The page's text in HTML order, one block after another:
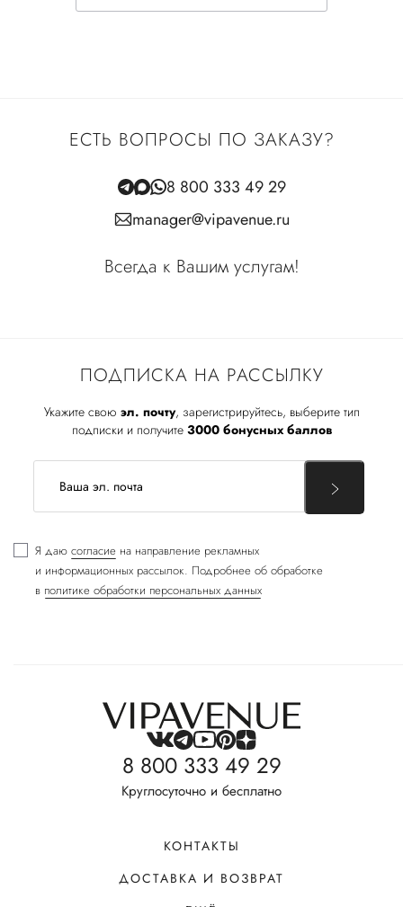
ПОДПИСКА НА РАССЫЛКУ
Укажите свою эл. почту, зарегистрируйтесь, выберите тип
подписки и получите 3000 бонусных баллов
Я даю согласие на направление рекламных
и информационных рассылок. Подробнее об обработке
в политике обработки персональных данных
ЕСТЬ ВОПРОСЫ ПО ЗАКАЗУ?
8 800 333 49 29
manager@vipavenue.ru
Всегда к Вашим услугам!
8 800 333 49 29
Круглосуточно и бесплатно
КОНТАКТЫ
ДОСТАВКА И ВОЗВРАТ